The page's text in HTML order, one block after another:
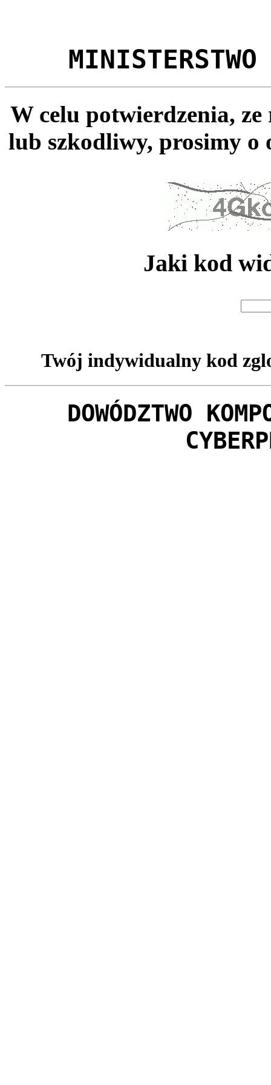
MINISTERSTWO
W celu potwierdzenia,
lub szkodliwy, prosimy o
Jaki kod
Twój indywidualny kod
DOWÓDZTWO